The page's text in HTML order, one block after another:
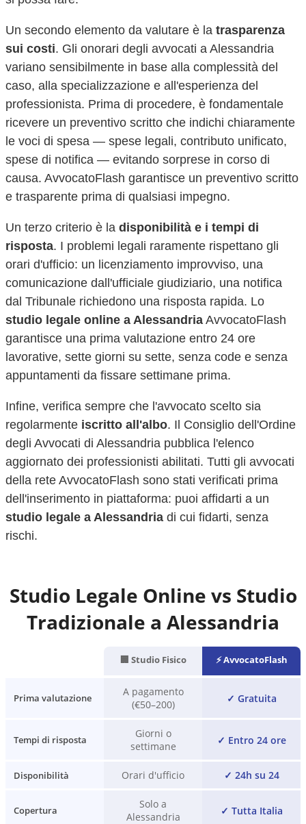
Un secondo elemento da valutare è la trasparenza
sui costi. Gli onorari degli avvocati a Alessandria
variano sensibilmente in base alla complessità del
caso, alla specializzazione e all'esperienza del
professionista. Prima di procedere, è fondamentale
ricevere un preventivo scritto che indichi chiaramente
le voci di spesa — spese legali, contributo unificato,
spese di notifica — evitando sorprese in corso di
causa. AvvocatoFlash garantisce un preventivo scritto
e trasparente prima di qualsiasi impegno.
Un terzo criterio è la disponibilità e i tempi di
risposta. I problemi legali raramente rispettano gli
orari d'ufficio: un licenziamento improvviso, una
comunicazione dall'ufficiale giudiziario, una notifica
dal Tribunale richiedono una risposta rapida. Lo
studio legale online a Alessandria AvvocatoFlash
garantisce una prima valutazione entro 24 ore
lavorative, sette giorni su sette, senza code e senza
appuntamenti da fissare settimane prima.
Infine, verifica sempre che l'avvocato scelto sia
regolarmente iscritto all'albo. Il Consiglio dell'Ordine
degli Avvocati di Alessandria pubblica l'elenco
aggiornato dei professionisti abilitati. Tutti gli avvocati
della rete AvvocatoFlash sono stati verificati prima
dell'inserimento in piattaforma: puoi affidarti a un
studio legale a Alessandria di cui fidarti, senza
rischi.
Studio Legale Online vs Studio
Tradizionale a Alessandria
🏢 Studio Fisico ⚡ AvvocatoFlash
Prima valutazione
A pagamento
(€50–200)
✓ Gratuita
Tempi di risposta
Giorni o
settimane
✓ Entro 24 ore
Disponibilità Orari d'ufficio ✓ 24h su 24
Copertura
Solo a
Alessandria
✓ Tutta Italia